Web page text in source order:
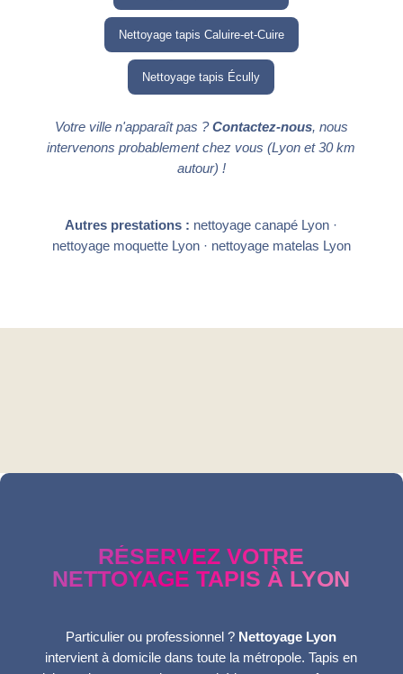
Nettoyage tapis Caluire-et-Cuire
Nettoyage tapis Écully
Votre ville n'apparaît pas ?Contactez-nous, nous
intervenons probablement chez vous (Lyon et 30 km
autour) !
Autres prestations : nettoyage canapé Lyon ·
nettoyage moquette Lyon· nettoyage matelas Lyon
RÉSERVEZ VOTRE
NETTOYAGE TAPIS À LYON
Particulier ou professionnel ? Nettoyage Lyon
intervient à domicile dans toute la métropole. Tapis en